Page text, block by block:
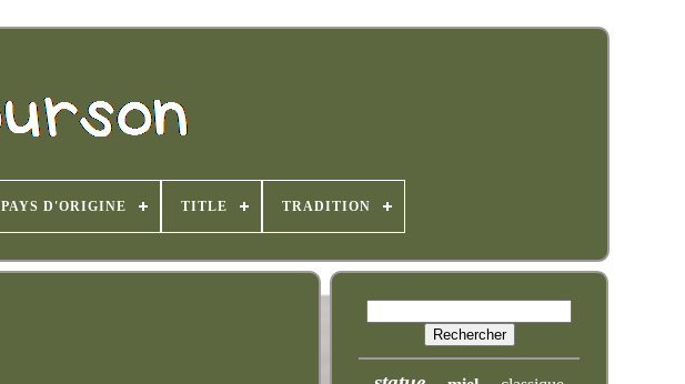
PAYS D'ORIGINE TITLE TRADITION